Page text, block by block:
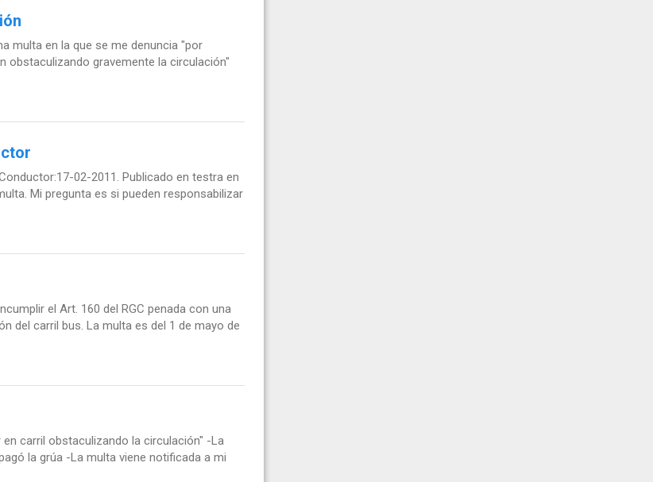
multa en la que se me denuncia "por
obstaculizando gravemente la circulación"
02-2011. Publicado en testra en
Mi pregunta es si pueden responsabilizar
el Art. 160 del RGC penada con una
del carril bus. La multa es del 1 de mayo de
carril obstaculizando la circulación" -La
la grúa -La multa viene notificada a mi